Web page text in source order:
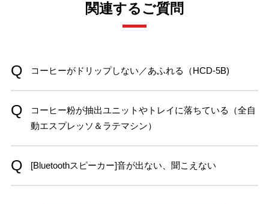
関連するご質問
コーヒーがドリップしない／あふれる（HCD-5B)
コーヒー粉が抽出ユニットやトレイに落ちている（全自
動エスプレッソ＆ラテマシン）
[Bluetoothスピーカー]音が出ない、聞こえない